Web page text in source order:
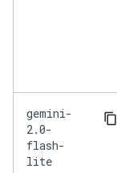
gemini-
2.0-
flash-
lite